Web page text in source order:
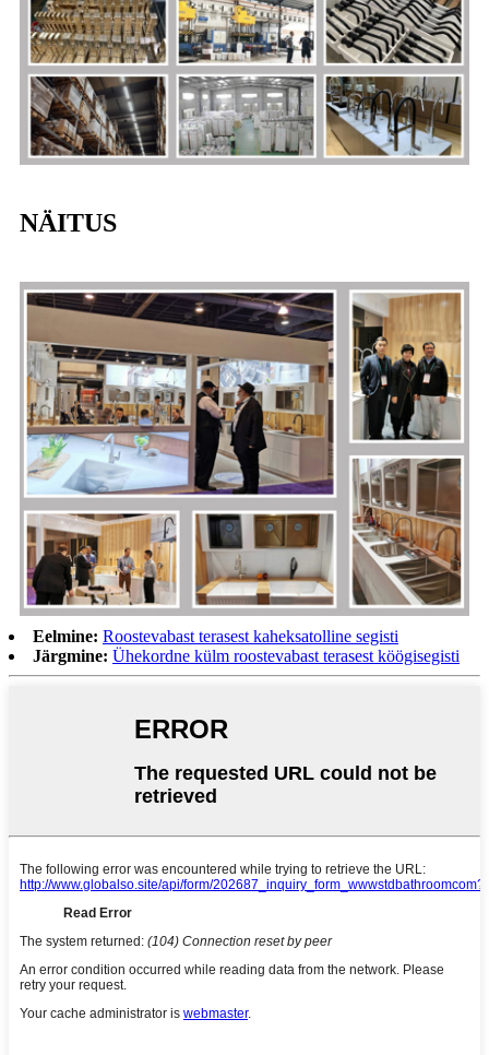
NÄITUS
Eelmine: Roostevabast terasest kaheksatolline segisti
Järgmine: Ühekordne külm roostevabast terasest köögisegisti